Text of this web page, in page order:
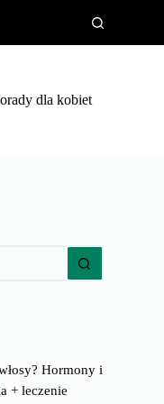
dla kobiet
Hormony i
+ leczenie